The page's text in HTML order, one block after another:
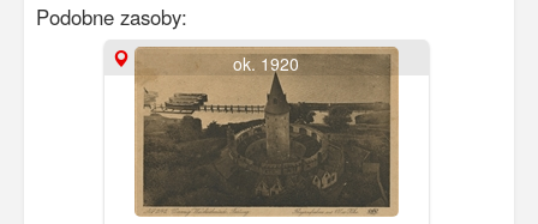
Podobne zasoby:
ok. 1920